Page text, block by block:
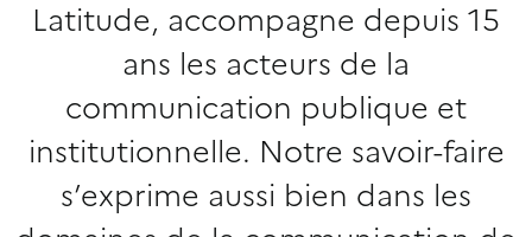
Latitude, accompagne depuis 15
ans les acteurs de la
communication publique et
institutionnelle. Notre savoir-faire
s’exprime aussi bien dans les